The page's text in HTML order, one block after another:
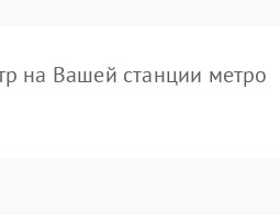
на Вашей станции метро